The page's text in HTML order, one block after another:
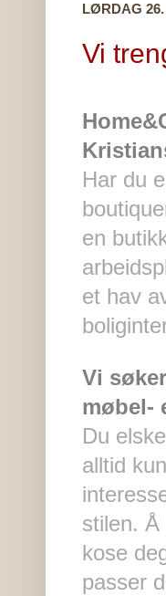
LØRDAG
Vi
Har du
en
et hav
Vi
møbel-
Du
alltid
stilen. Å
kose
passer